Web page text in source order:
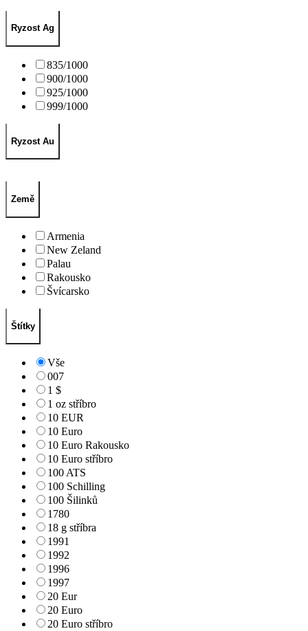
Ryzost Ag
835/1000
900/1000
925/1000
999/1000
Ryzost Au
Země
Armenia
New Zeland
Palau
Rakousko
Švícarsko
Štítky
Vše
007
1 $
1 oz stříbro
10 EUR
10 Euro
10 Euro Rakousko
10 Euro stříbro
100 ATS
100 Schilling
100 Šilinků
1780
18 g stříbra
1991
1992
1996
1997
20 Eur
20 Euro
20 Euro stříbro